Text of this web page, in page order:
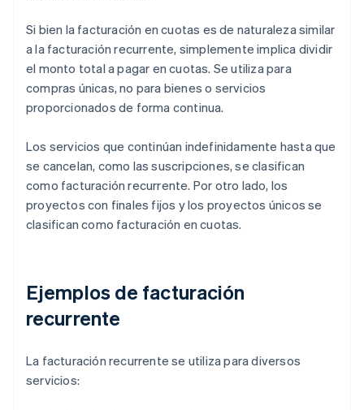
Si bien la facturación en cuotas es de naturaleza similar
a la facturación recurrente, simplemente implica dividir
el monto total a pagar en cuotas. Se utiliza para
compras únicas, no para bienes o servicios
proporcionados de forma continua.
Los servicios que continúan indefinidamente hasta que
se cancelan, como las suscripciones, se clasifican
como facturación recurrente. Por otro lado, los
proyectos con finales fijos y los proyectos únicos se
clasifican como facturación en cuotas.
Ejemplos de facturación
recurrente
La facturación recurrente se utiliza para diversos
servicios: